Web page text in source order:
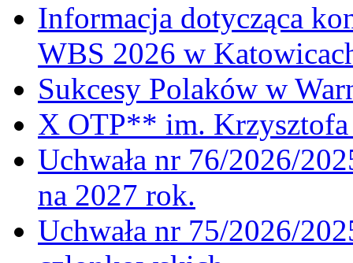
Informacja dotycząca
WBS 2026 w
Sukcesy Polaków w
X OTP** im. Krzysztofa
Uchwała nr 76/2026/
na 2027 rok.
Uchwała nr 75/2026/